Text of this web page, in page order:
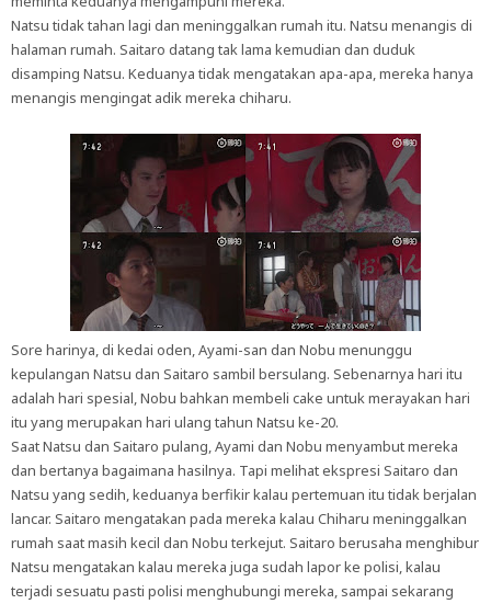
Natsu tidak tahan lagi dan meninggalkan rumah itu. Natsu menangis di
halaman rumah. Saitaro datang tak lama kemudian dan duduk
disamping Natsu. Keduanya tidak mengatakan apa-apa, mereka hanya
menangis mengingat adik mereka chiharu.
Sore harinya, di kedai oden, Ayami-san dan Nobu menunggu
kepulangan Natsu dan Saitaro sambil bersulang. Sebenarnya hari itu
adalah hari spesial, Nobu bahkan membeli cake untuk merayakan hari
itu yang merupakan hari ulang tahun Natsu ke-20.
Saat Natsu dan Saitaro pulang, Ayami dan Nobu menyambut mereka
dan bertanya bagaimana hasilnya. Tapi melihat ekspresi Saitaro dan
Natsu yang sedih, keduanya berfikir kalau pertemuan itu tidak berjalan
lancar. Saitaro mengatakan pada mereka kalau Chiharu meninggalkan
rumah saat masih kecil dan Nobu terkejut. Saitaro berusaha menghibur
Natsu mengatakan kalau mereka juga sudah lapor ke polisi, kalau
terjadi sesuatu pasti polisi menghubungi mereka, sampai sekarang